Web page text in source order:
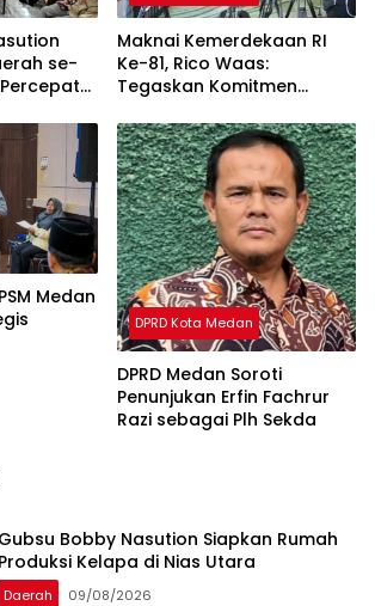
se-
Maknai Kemerdekaan RI
Ke-81, Rico Waas:
Tegaskan Komitmen
Medan
DPRD Kota Medan
DPRD Medan Soroti
Penunjukan Erfin Fachrur
Razi sebagai Plh Sekda
Gubsu Bobby Nasution Siapkan Rumah
Produksi Kelapa di Nias Utara
Daerah 09/08/2026